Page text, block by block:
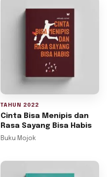
TAHUN 2022
Cinta Bisa Menipis dan
Rasa Sayang Bisa Habis
Buku Mojok